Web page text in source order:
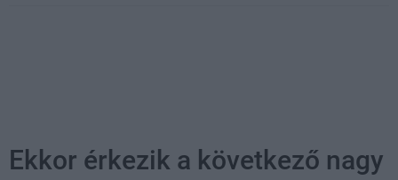
Ekkor érkezik a következő nagy